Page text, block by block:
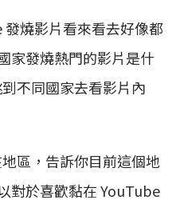
燒影片看來看去好像都
家發燒熱門的影片是什
不同國家去看影片內
區，告訴你目前這個地
對於喜歡黏在 YouTube